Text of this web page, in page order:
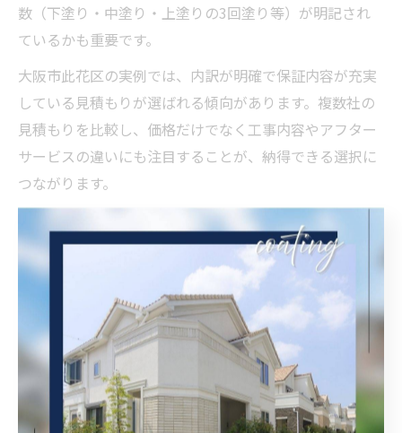
数（下塗り・中塗り・上塗りの3回塗り等）が明記され
ているかも重要です。
大阪市此花区の実例では、内訳が明確で保証内容が充実
している見積もりが選ばれる傾向があります。複数社の
見積もりを比較し、価格だけでなく工事内容やアフター
サービスの違いにも注目することが、納得できる選択に
つながります。
必要な工事内容で外壁塗装費が決まる理由
外壁塗装の費用は、必要な工事内容によって大きく左右
されます。たとえば、外壁にひび割れや剥がれが多い場
合は、下地補修やシーリング打ち替えなどの追加工事が
必要となり、結果的に費用が高くなります。一方、劣化
が少ない場合は、最低限の塗装工事で済むため、費用を
抑えられることもあります。